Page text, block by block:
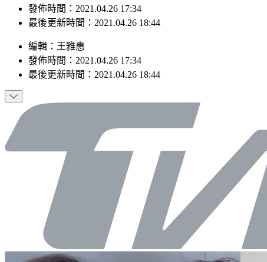
發佈時間：2021.04.26 17:34
最後更新時間：2021.04.26 18:44
編輯 ： 王雅惠
發佈時間： 2021.04.26 17:34
最後更新時間： 2021.04.26 18:44